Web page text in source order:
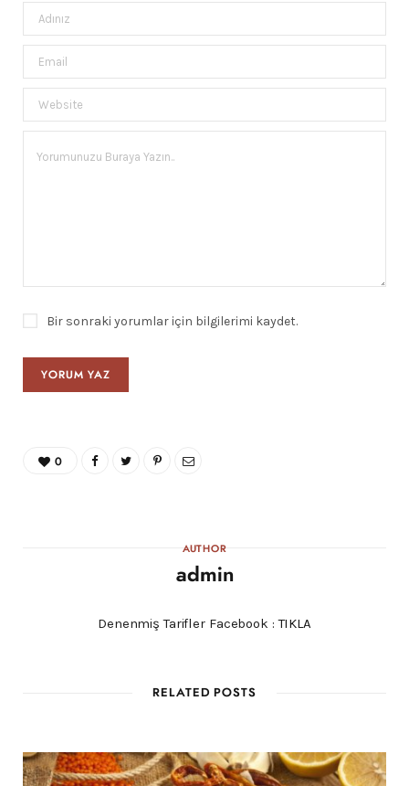
Bir sonraki yorumlar için bilgilerimi kaydet.
0
AUTHOR
admin
Denenmiş Tarifler Facebook :TIKLA
RELATED POSTS